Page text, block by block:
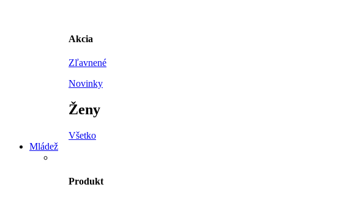
Akcia
Zľavnené
Novinky
Ženy
Všetko
Mládež
Produkt